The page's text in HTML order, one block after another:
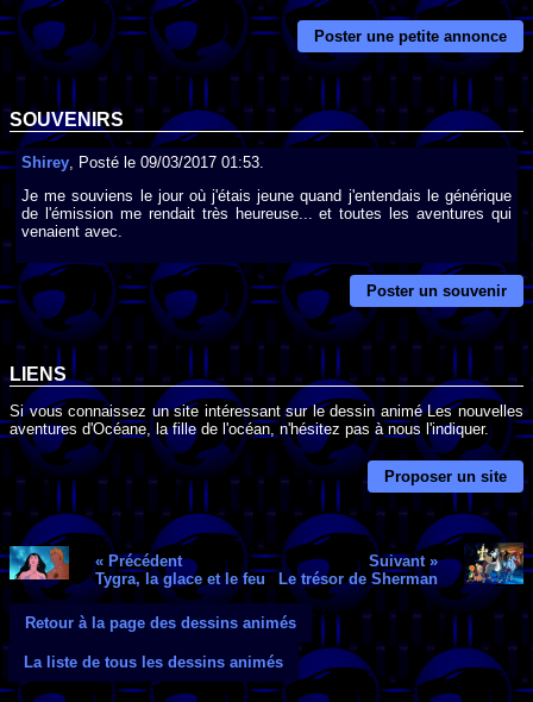
Poster une petite annonce
SOUVENIRS
Shirey, Posté le 09/03/2017 01:53.
Je me souviens le jour où j'étais jeune quand j'entendais le générique
de l'émission me rendait très heureuse... et toutes les aventures qui
venaient avec.
Poster un souvenir
LIENS
Si vous connaissez un site intéressant sur le dessin animé Les nouvelles
aventures d'Océane, la fille de l'océan, n'hésitez pas à nous l'indiquer.
Proposer un site
« Précédent
Tygra, la glace et le feu
Suivant »
Le trésor de Sherman
Retour à la page des dessins animés
La liste de tous les dessins animés